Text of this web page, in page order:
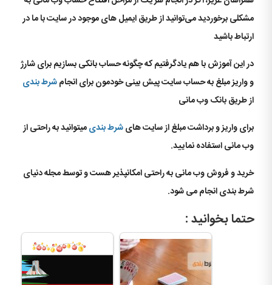
مشکلی برخوردید می‌توانید از طریق ایمیل های موجود در سایت با ما در
ارتباط باشید
در این آموزش با هم یادگرفتیم که چگونه حساب بانکی بسازیم برای شارژ
و واریز مبلغ به حساب سایت پیش بینی خودمون برای انجامشرط بندی
از طریق بانک وب مانی
برای واریز و برداشت مبلغ از سایت هایشرط بندیمیتوانید به راحتی از
وب مانی استفاده نمایید.
خرید و فروش وب مانی به راحتی امکانپذیر هست و توسط مجله دنیای
شرط بندی انجام می شود.
حتما بخوانید :